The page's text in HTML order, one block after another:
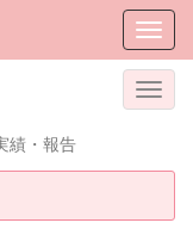
績・報告